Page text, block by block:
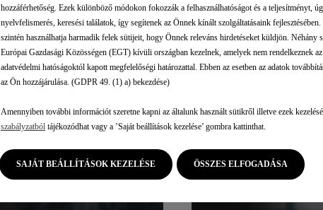
hozzáférhetőség. Ezek különböző módokon fokozzák a felhasználhatóságot és a teljesítményt,
nyelvfelismerés, keresési találatok, így segítenek az Önnek kínált szolgáltatásaink
szintén használhatja harmadik felek sütijeit, hogy Önnek releváns hirdetéseket küldjön. Néhány
Európai Gazdasági Közösségen (EGT) kívüli országban kezelnek, amelyek nem rendelkeznek
adatvédelmi hatóságoktól kapott megfelelőségi határozattal. Ebben az esetben az adatok
az Ön hozzájárulása. (GDPR 49. (1) a) bekezdése)
Amennyiben további információt szeretne kapni az általunk használt sütikről illetve ezek
szabályzatból tájékozódhat vagy a ’Saját beállítások kezelése’ gombra kattinthat.
SAJÁT BEÁLLÍTÁSOK KEZELÉSE ÖSSZES ELFOGADÁSA